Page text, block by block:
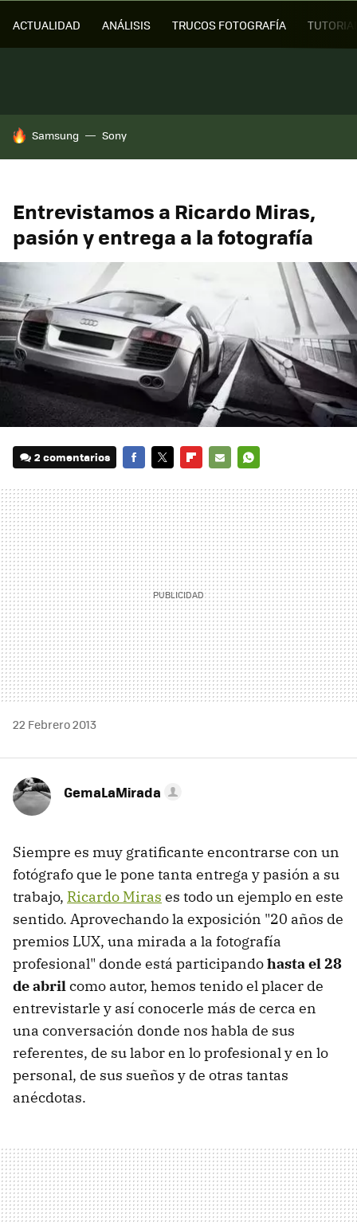
ACTUALIDAD ANÁLISIS TRUCOS FOTOGRAFÍA
HOY SE HABLA DE
Samsung Sony
Entrevistamos a Ricardo Miras,
pasión y entrega a la fotografía
2 comentarios
MAIL
22 Febrero 2013
GemaLaMirada
Siempre es muy gratificante encontrarse con un
fotógrafo que le pone tanta entrega y pasión a su
trabajo, Ricardo Miras es todo un ejemplo en este
sentido. Aprovechando la exposición "20 años de
premios LUX, una mirada a la fotografía
profesional" donde está participandohasta el 28
de abrilcomo autor, hemos tenido el placer de
entrevistarle y así conocerle más de cerca en
una conversación donde nos habla de sus
referentes, de su labor en lo profesional y en lo
personal, de sus sueños y de otras tantas
anécdotas.